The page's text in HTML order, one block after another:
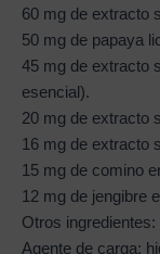
60 mg de extracto
50 mg de papaya
45 mg de extracto
esencial).
20 mg de extracto
16 mg de extracto
15 mg de comino
12 mg de jengibre
Otros ingredientes:
Agente de carga: